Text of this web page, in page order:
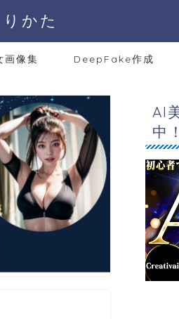
かた
画像集 DeepFake作成
AI
中！